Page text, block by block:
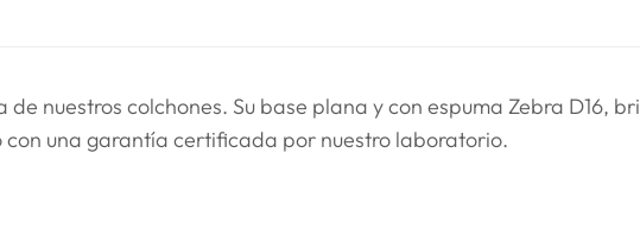
nuestros colchones. Su base plana y con espuma Zebra D16,
con una garantía certificada por nuestro laboratorio.